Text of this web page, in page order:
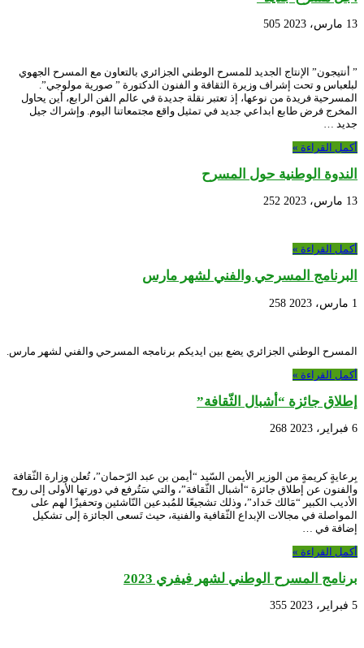
13 مارس، 2023 505
” أنتيجون” الإنتاج الجديد للمسرح الوطني الجزائري بالتعاون مع المسرح الجهوي
لبلعباس و تحت إشراف وزيرة الثقافة و الفنون الدكتورة ” صورية مولوجي”.
المسرحية فريدة من نوعها، إذ تعتبر نقلة جديدة في عالم الفن الرابع، أين يحاول
المخرج فرض طابع ابداعي جديد في تمثيل واقع مجتمعاتنا اليوم. وإشراك جيل
جديد …
أكمل القراءة »
الندوة الوطنية حول المسرح
13 مارس، 2023 252
أكمل القراءة »
البرنامج المسرحي والفني لشهر مارس
1 مارس، 2023 258
المسرح الوطني الجزائري يضع بين ايديكم برنامجه المسرحي والفني لشهر مارس.
أكمل القراءة »
إطلاق جائزة “أشبال الثّقافة”
6 فبراير، 2023 268
بِرعايةٍ كريمةٍ من الوزير الأيمن السّيد “أيمن بن عبد الرّحمان”، تُعلن وزارة الثّقافة
والفنون عن إطلاق جائزة “أشبال الثّقافة”، والتي سَتُرفع في دورتها الأولى إلى روح
الأديب الكبير “مَالك حَداد”، وذلك تشجيعًا للمُبدعين النّاشئين وتحفيزًا لهم على
المواصلة في مجالات الإبداع الثّقافية والفنية، حيث تَسعى الجائزة إلى تشكيل
إضافة في …
أكمل القراءة »
برنامج المسرح الوطني لشهر فيفري 2023
5 فبراير، 2023 355